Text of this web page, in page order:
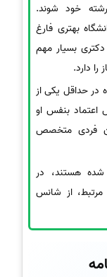
خود شوند.
بهتری فارغ
بسیار مهم
را دارد.
حداقل یکی از
بنفس او
فردی متخصص
شده هستند، در
از شانس